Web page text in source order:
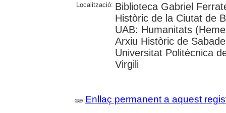
Localització: Biblioteca Gabriel
Històric de la Ciutat de
UAB: Humanitats
Arxiu Històric de
Universitat Politècnica
Virgili
Enllaç permanent a aquest